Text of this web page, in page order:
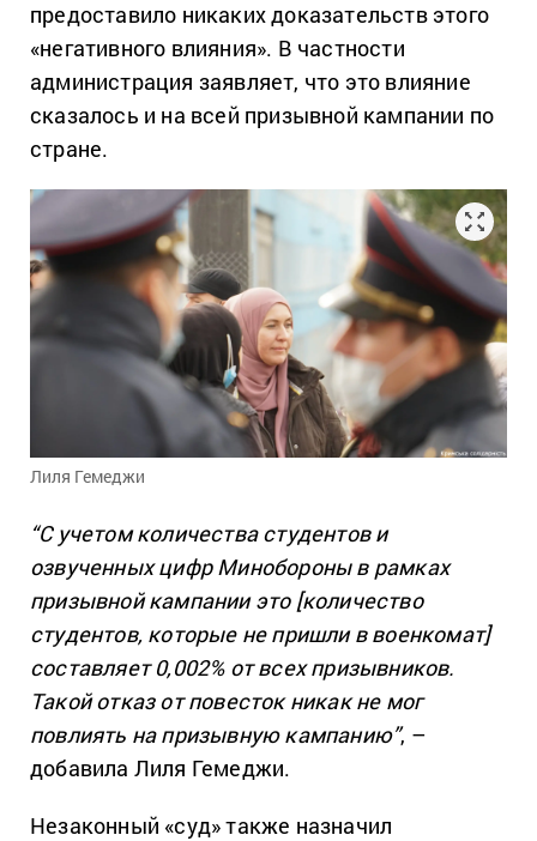
предоставило никаких доказательств этого
«негативного влияния». В частности
администрация заявляет, что это влияние
сказалось и на всей призывной кампании по
стране.
Лиля Гемеджи
“С учетом количества студентов и
озвученных цифр Минобороны в рамках
призывной кампании это [количество
студентов, которые не пришли в военкомат]
составляет 0,002% от всех призывников.
Такой отказ от повесток никак не мог
повлиять на призывную кампанию”, –
добавила Лиля Гемеджи.
Незаконный «суд» также назначил